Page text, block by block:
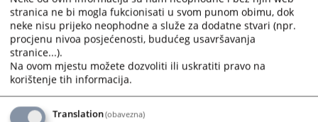
688PREGLEDA
stranica ne bi mogla fukcionisati u svom punom obimu, dok
neke nisu prijeko neophodne a služe za dodatne stvari (npr.
procjenu nivoa posjećenosti, budućeg usavršavanja
stranice...).
Na ovom mjestu možete dozvoliti ili uskratiti pravo na
korištenje tih informacija.
Translation(obavezna)